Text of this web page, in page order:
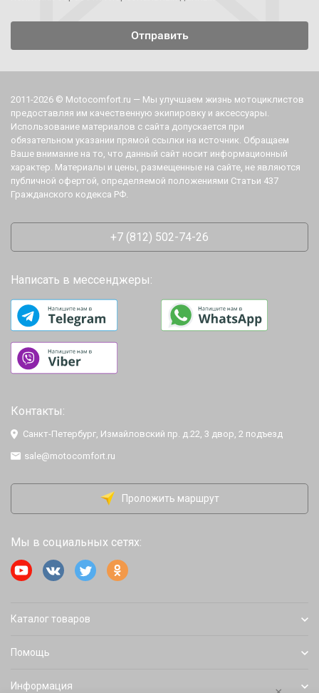
2011-2026 © Motocomfort.ru — Мы улучшаем жизнь мотоциклистов
предоставляя им качественную экипировку и аксессуары.
Использование материалов с сайта допускается при
обязательном указании прямой ссылки на источник. Обращаем
Ваше внимание на то, что данный сайт носит информационный
характер. Материалы и цены, размещенные на сайте, не являются
публичной офертой, определяемой положениями Статьи 437
Гражданского кодекса РФ.
+7 (812) 502-74-26
Написать в мессенджеры:
Контакты:
Санкт-Петербург, Измайловский пр. д.22, 3 двор, 2 подъезд
sale@motocomfort.ru
Проложить маршрут
Мы в социальных сетях:
Каталог товаров
Помощь
Информация